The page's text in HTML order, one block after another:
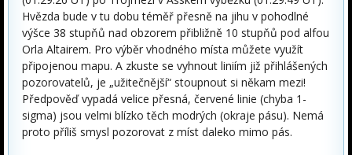
Hvězda bude v tu dobu téměř přesně na jihu v pohodlné
výšce 38 stupňů nad obzorem přibližně 10 stupňů pod alfou
Orla Altairem. Pro výběr vhodného místa můžete využít
připojenou mapu. A zkuste se vyhnout liniím již přihlášených
pozorovatelů, je „užitečnější“ stoupnout si někam mezi!
Předpověď vypadá velice přesná, červené linie (chyba 1-
sigma) jsou velmi blízko těch modrých (okraje pásu). Nemá
proto příliš smysl pozorovat z míst daleko mimo pás.